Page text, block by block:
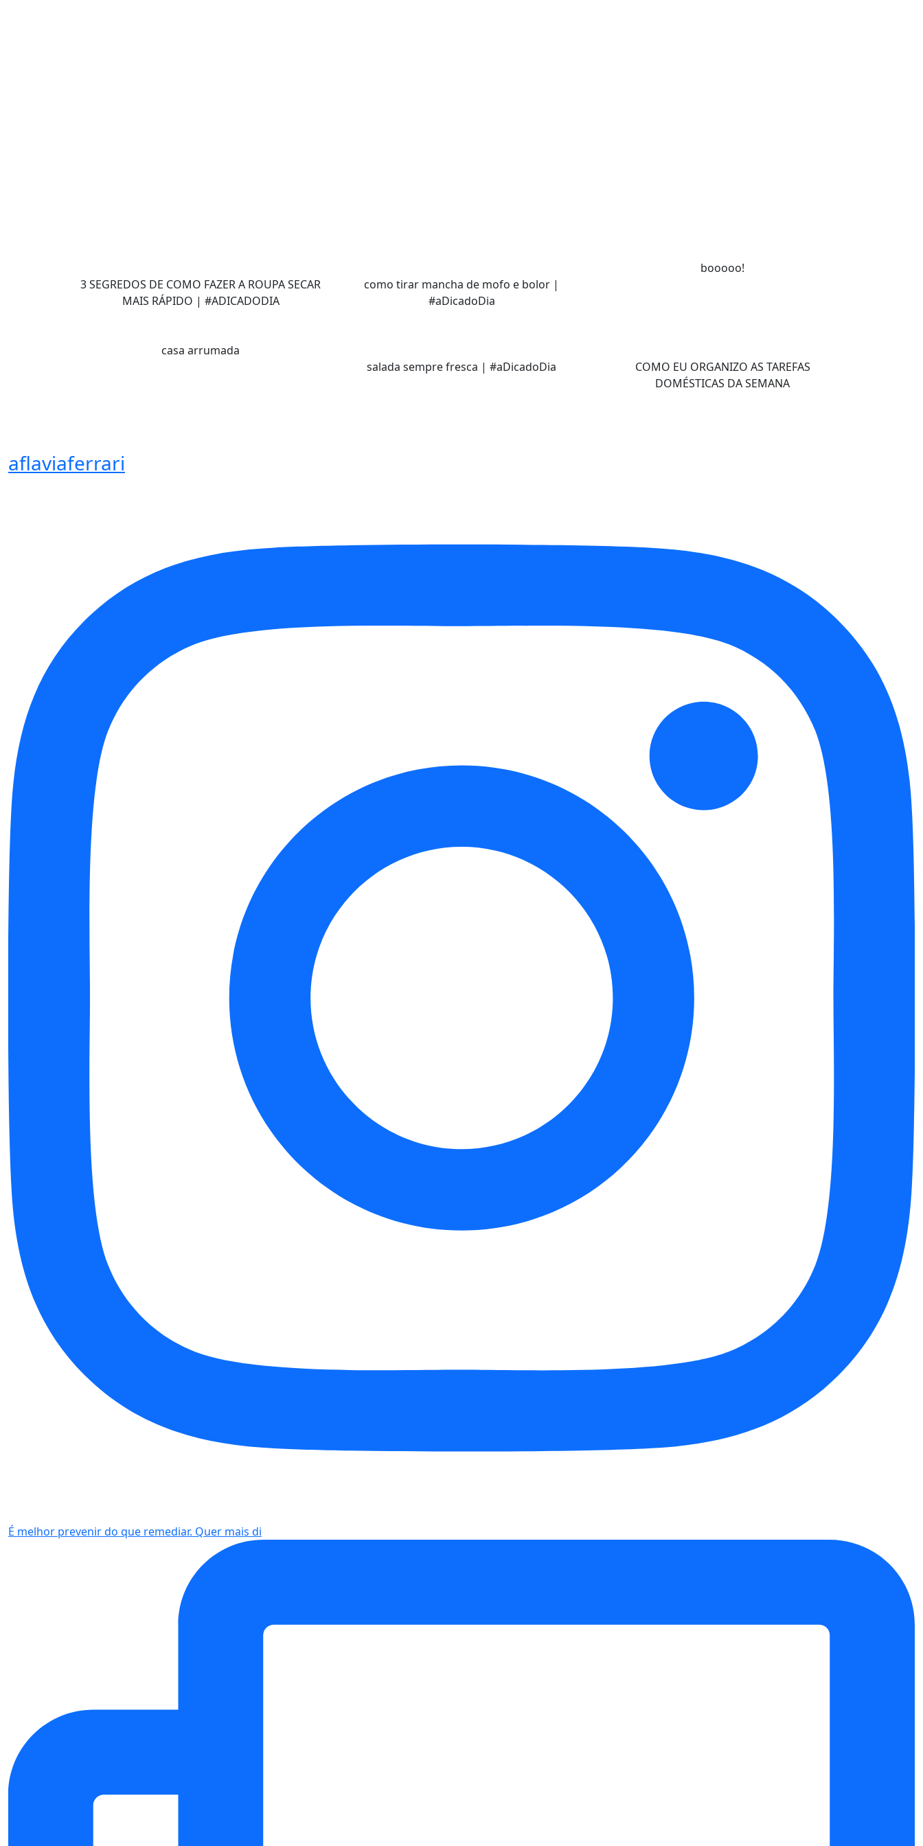
3 SEGREDOS DE COMO FAZER A ROUPA SECAR
MAIS RÁPIDO | #ADICADODIA
como tirar mancha de mofo e bolor |
#aDicadoDia
booooo!
casa arrumada
salada sempre fresca | #aDicadoDia
COMO EU ORGANIZO AS TAREFAS
DOMÉSTICAS DA SEMANA
aflaviaferrari
É melhor prevenir do que remediar. Quer mais di